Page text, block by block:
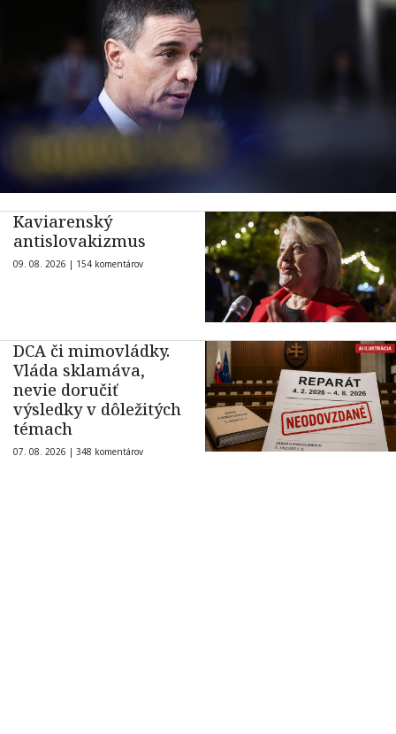
Kaviarenský
antislovakizmus
09. 08. 2026 | 154 komentárov
DCA či mimovládky.
Vláda sklamáva,
nevie doručiť
výsledky v dôležitých
témach
07. 08. 2026 | 348 komentárov